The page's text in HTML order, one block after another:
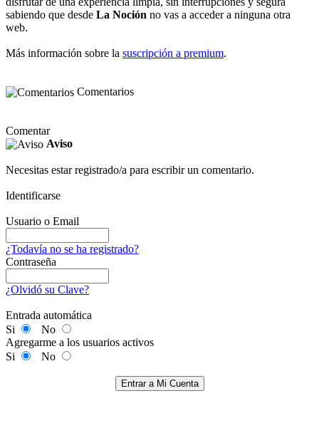
sabiendo que desde La Noción no vas a acceder a ninguna otra
web.
Más información sobre la suscripción a premium.
Comentarios
Comentar
Aviso
Necesitas estar registrado/a para escribir un comentario.
Identificarse
Usuario o Email
¿Todavía no se ha registrado?
Contraseña
¿Olvidó su Clave?
Entrada automática
Si
No
Agregarme a los usuarios activos
Si
No
Entrar a Mi Cuenta